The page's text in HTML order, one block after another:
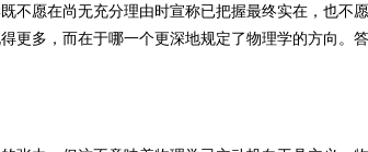
不愿在尚无充分理由时宣称已把握最终实在，也不
更多，而在于哪一个更深地规定了物理学的方向。